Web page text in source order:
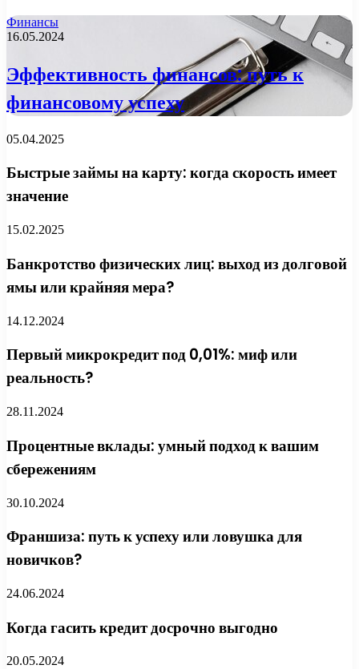
Финансы
16.05.2024
Эффективность финансов: путь к
финансовому успеху
05.04.2025
Быстрые займы на карту: когда скорость имеет
значение
15.02.2025
Банкротство физических лиц: выход из долговой
ямы или крайняя мера?
14.12.2024
Первый микрокредит под 0,01%: миф или
реальность?
28.11.2024
Процентные вклады: умный подход к вашим
сбережениям
30.10.2024
Франшиза: путь к успеху или ловушка для
новичков?
24.06.2024
Когда гасить кредит досрочно выгодно
20.05.2024